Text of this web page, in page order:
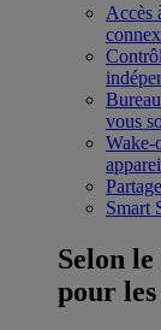
Accès
vous
Smart
Selon le
pour